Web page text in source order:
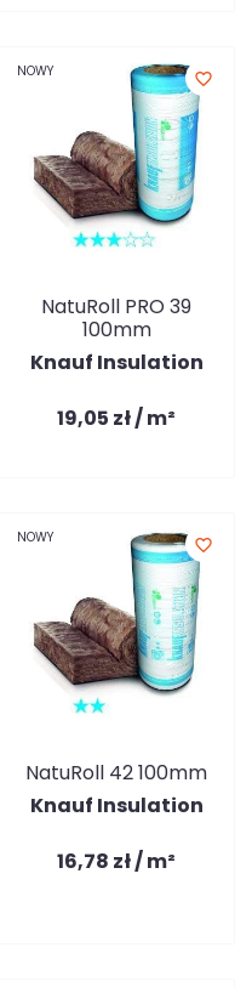
NOWY favorite_border
NatuRoll PRO 39
100mm
Knauf Insulation
19,05 zł / m²
NOWY favorite_border
NatuRoll 42 100mm
Knauf Insulation
16,78 zł / m²